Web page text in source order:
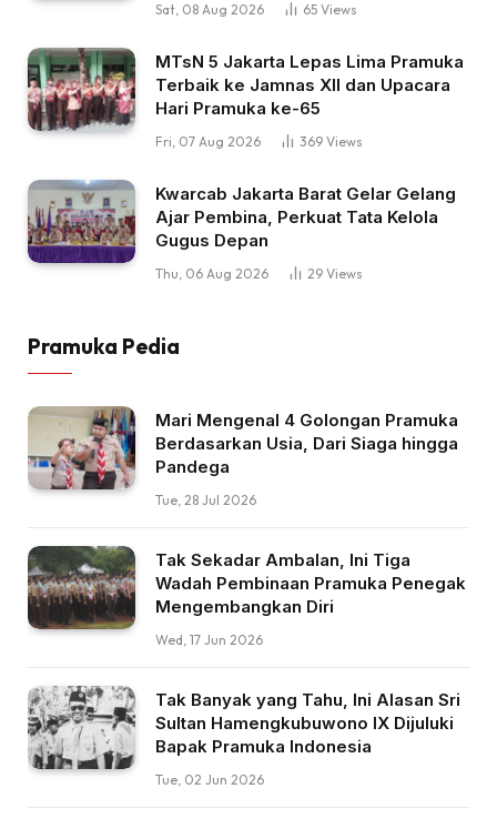
Sat, 08 Aug 2026 65 Views
MTsN 5 Jakarta Lepas Lima Pramuka
Terbaik ke Jamnas XII dan Upacara
Hari Pramuka ke-65
Fri, 07 Aug 2026 369 Views
Kwarcab Jakarta Barat Gelar Gelang
Ajar Pembina, Perkuat Tata Kelola
Gugus Depan
Thu, 06 Aug 2026 29 Views
Pramuka Pedia
Mari Mengenal 4 Golongan Pramuka
Berdasarkan Usia, Dari Siaga hingga
Pandega
Tue, 28 Jul 2026
Tak Sekadar Ambalan, Ini Tiga
Wadah Pembinaan Pramuka Penegak
Mengembangkan Diri
Wed, 17 Jun 2026
Tak Banyak yang Tahu, Ini Alasan Sri
Sultan Hamengkubuwono IX Dijuluki
Bapak Pramuka Indonesia
Tue, 02 Jun 2026